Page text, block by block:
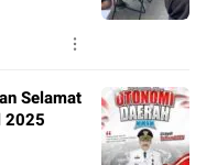
Selamat
2025